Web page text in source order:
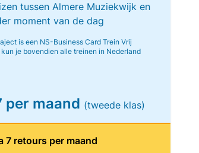
tussen Almere Muziekwijk en
moment van de dag
is een NS-Business Card Trein Vrij
je bovendien alle treinen in Nederland
per maand (tweede klas)
7 retours per maand